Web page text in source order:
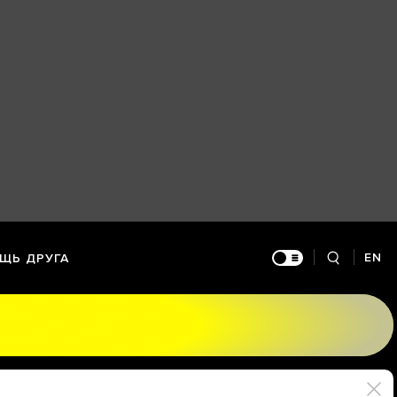
ДРУГА EN